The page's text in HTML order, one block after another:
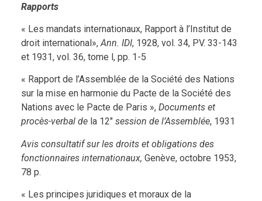
Rapports
« Les mandats internationaux, Rapport à l’Institut de
droit international»,Ann. IDI, 1928, vol. 34, PV. 33-143
et 1931, vol. 36, tome l, pp. 1-5
« Rapport de l’Assemblée de la Société des Nations
sur la mise en harmonie du Pacte de la Société des
Nations avec le Pacte de Paris », Documents et
procès-verbal de la 12″ session de l’Assemblée, 1931
Avis consultatif sur les droits et obligations des
fonctionnaires internationaux, Genève, octobre 1953,
78 p.
« Les principes juridiques et moraux de la